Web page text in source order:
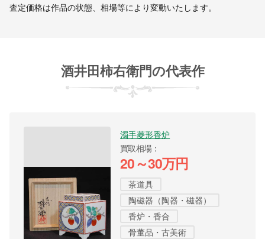
査定価格は作品の状態、相場等により変動いたします。
酒井田柿右衛門の代表作
濁手菱形香炉
買取相場
20～30万円
茶道具
陶磁器（陶器・磁器）
香炉・香合
骨董品・古美術